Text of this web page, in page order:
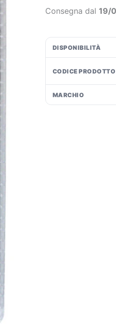
-
quantità
Consegna dal 19/
DISPONIBILITÀ
CODICE PRODOTTO
MARCHIO